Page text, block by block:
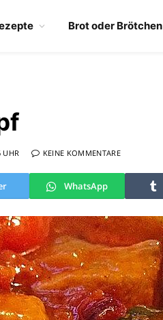
Brot oder Brötchen
UHR KEINE KOMMENTARE
WhatsApp